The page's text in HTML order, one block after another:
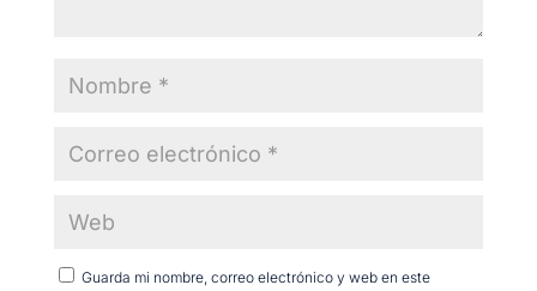
Guarda mi nombre, correo electrónico y web en este